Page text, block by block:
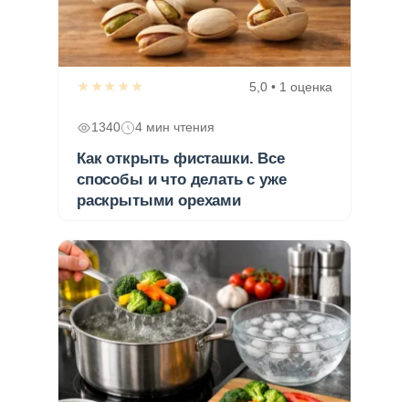
★★★★★ 5,0 • 1 оценка
1340 4 мин чтения
Как открыть фисташки. Все
способы и что делать с уже
раскрытыми орехами